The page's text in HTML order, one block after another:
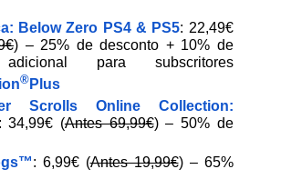
Below Zero PS4 & PS5: 22,49€
) – 25% de desconto + 10% de
para subscritores
®Plus
Scrolls Online Collection:
: 34,99€ (Antes 69,99€) – 50% de
: 6,99€ (Antes 19,99€) – 65%